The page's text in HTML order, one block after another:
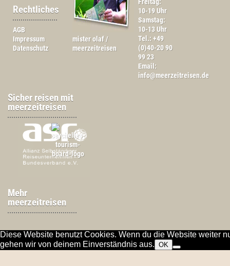
Rechtliches
AGB
Impressum
Datenschutz
mister olaf /
meerzeitreisen
10-19 Uhr
Samstag:
10-13 Uhr
Tel.: +49
(0)40-20 90
99 23
Email:
info@meerzeitreisen.de
Sicher reisen mit
meerzeitreisen
Mehr
meerzeitreisen
Diese Website benutzt Cookies. Wenn du die Website weiter
gehen wir von deinem Einverständnis aus. OK